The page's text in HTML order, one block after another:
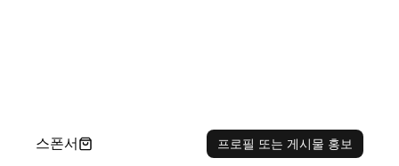
스폰서 프로필 또는 게시물 홍보